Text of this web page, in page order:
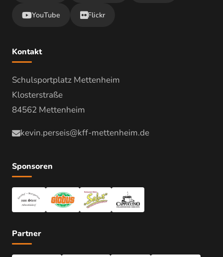
YouTube Flickr
Kontakt
Schulsportplatz Mettenheim
Klosterstraße
84562 Mettenheim
kevin.perseis@kff-mettenheim.de
Sponsoren
Partner